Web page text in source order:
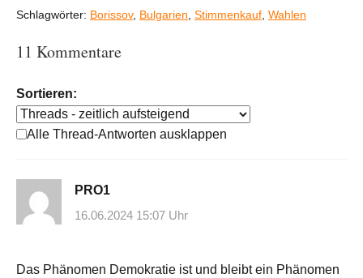
Schlagwörter: Borissov, Bulgarien Stimmenkauf Wahlen
11 Kommentare
Sortieren:
Alle Thread-Antworten ausklappen
PRO1
16.06.2024 15:07 Uhr
Das Phänomen Demokratie ist und bleibt ein Phänomen